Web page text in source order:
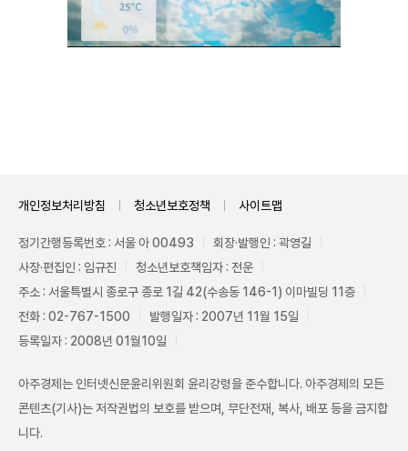
개인정보처리방침 청소년보호정책 사이트맵
정기간행등록번호 : 서울 아 00493
회장·발행인 : 곽영길
사장·편집인 : 임규진
청소년보호책임자 : 전운
주소 : 서울특별시 종로구 종로 1길 42(수송동 146-1) 이마빌딩 11층
전화 : 02-767-1500
발행일자 : 2007년 11월 15일
등록일자 : 2008년 01월10일
아주경제는 인터넷신문윤리위원회 윤리강령을 준수합니다. 아주경제의 모든
콘텐츠(기사)는 저작권법의 보호를 받으며, 무단전재, 복사, 배포 등을 금지합
니다.